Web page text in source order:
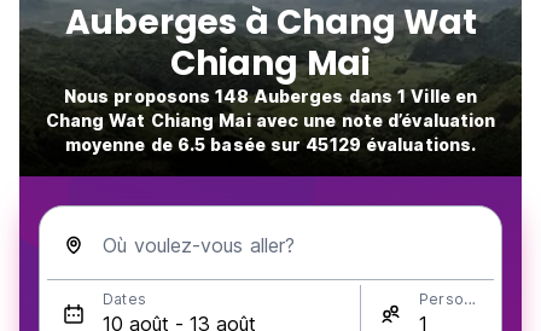
Auberges à Chang Wat
Chiang Mai
Nous proposons 148 Auberges dans 1 Ville en
Chang Wat Chiang Mai avec une note d’évaluation
moyenne de 6.5 basée sur 45129 évaluations.
Où voulez-vous aller?
Dates Personnes